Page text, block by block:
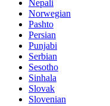
Nepali
Norwegian
Pashto
Persian
Punjabi
Serbian
Sesotho
Sinhala
Slovak
Slovenian